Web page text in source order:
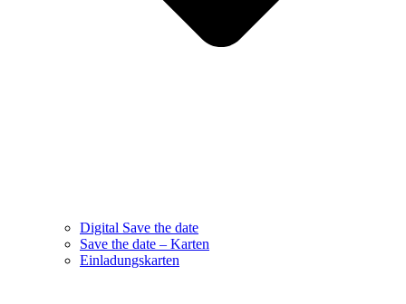
Digital Save the date
Save the date – Karten
Einladungskarten